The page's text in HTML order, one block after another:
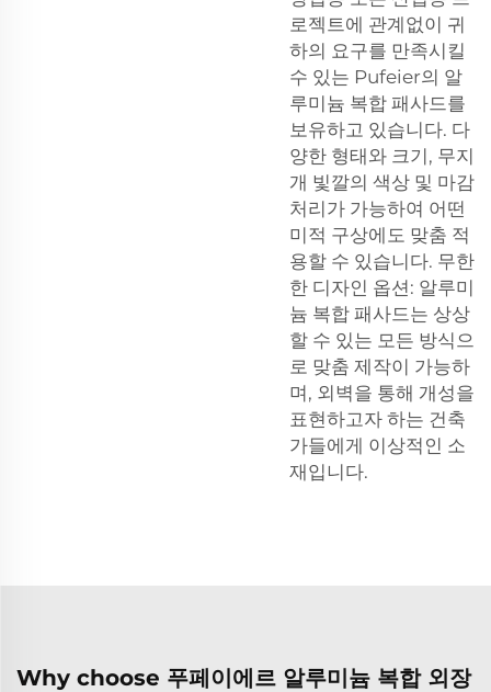
로젝트에 관계없이 귀
하의 요구를 만족시킬
수 있는 Pufeier의 알
루미늄 복합 패사드를
보유하고 있습니다. 다
양한 형태와 크기, 무지
개 빛깔의 색상 및 마감
처리가 가능하여 어떤
미적 구상에도 맞춤 적
용할 수 있습니다. 무한
한 디자인 옵션: 알루미
늄 복합 패사드는 상상
할 수 있는 모든 방식으
로 맞춤 제작이 가능하
며, 외벽을 통해 개성을
표현하고자 하는 건축
가들에게 이상적인 소
재입니다.
Why choose 푸페이에르 알루미늄 복합 외장